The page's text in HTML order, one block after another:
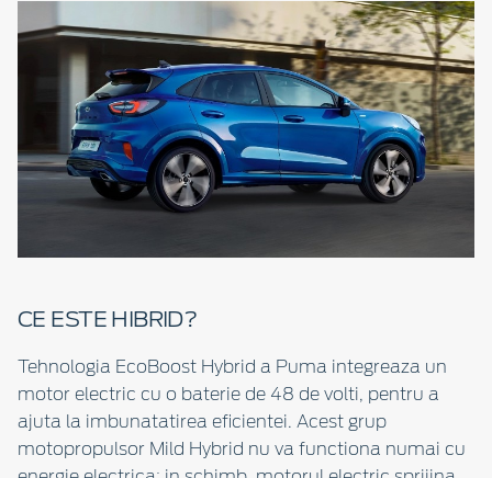
CE ESTE HIBRID?
Tehnologia EcoBoost Hybrid a Puma integreaza un
motor electric cu o baterie de 48 de volti, pentru a
ajuta la imbunatatirea eficientei. Acest grup
motopropulsor Mild Hybrid nu va functiona numai cu